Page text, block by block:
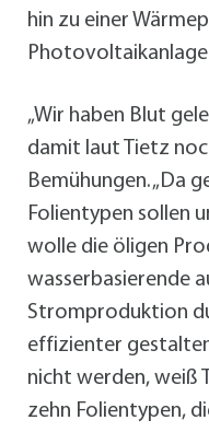
hin zu einer
„Wir haben Blut
damit laut Tietz
Bemühungen. „Da
Folientypen sollen
wolle die öligen
wasserbasierende
Stromproduktion
effizienter
nicht werden, weiß
zehn Folientypen,